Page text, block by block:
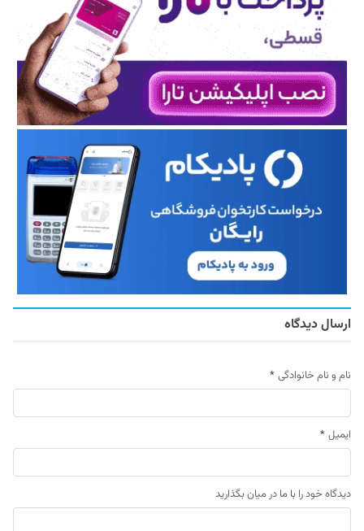
ارسال دیدگاه
نام و نام خانوادگی *
ایمیل *
دیدگاه خود را با ما در میان بگذارید